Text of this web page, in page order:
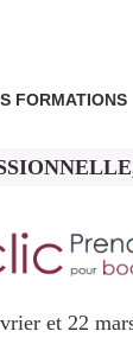
FORMATIONS
et 22